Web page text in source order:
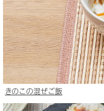
きのこの混ぜご飯